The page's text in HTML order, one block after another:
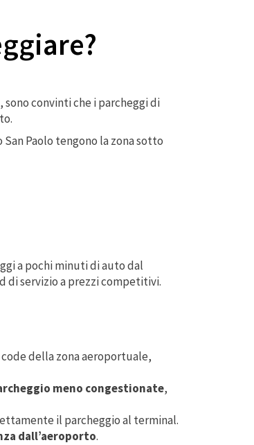
convinti che i parcheggi di
Paolo tengono la zona sotto
a pochi minuti di auto dal
di servizio a prezzi competitivi.
della zona aeroportuale,
meno congestionate,
il parcheggio al terminal.
dall’aeroporto.